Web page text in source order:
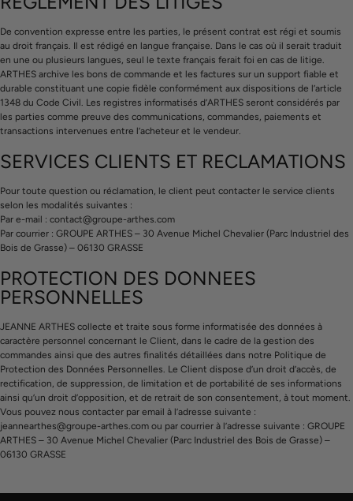
De convention expresse entre les parties, le présent contrat est régi et soumis
au droit français. Il est rédigé en langue française. Dans le cas où il serait traduit
en une ou plusieurs langues, seul le texte français ferait foi en cas de litige.
ARTHES archive les bons de commande et les factures sur un support fiable et
durable constituant une copie fidèle conformément aux dispositions de l’article
1348 du Code Civil. Les registres informatisés d’ARTHES seront considérés par
les parties comme preuve des communications, commandes, paiements et
transactions intervenues entre l’acheteur et le vendeur.
SERVICES CLIENTS ET RECLAMATIONS
Pour toute question ou réclamation, le client peut contacter le service clients
selon les modalités suivantes :
Par e-mail : contact@groupe-arthes.com
Par courrier : GROUPE ARTHES – 30 Avenue Michel Chevalier (Parc Industriel des
Bois de Grasse) – 06130 GRASSE
PROTECTION DES DONNEES
PERSONNELLES
JEANNE ARTHES collecte et traite sous forme informatisée des données à
caractère personnel concernant le Client, dans le cadre de la gestion des
commandes ainsi que des autres finalités détaillées dans notre Politique de
Protection des Données Personnelles. Le Client dispose d’un droit d’accès, de
rectification, de suppression, de limitation et de portabilité de ses informations
ainsi qu’un droit d’opposition, et de retrait de son consentement, à tout moment.
Vous pouvez nous contacter par email à l’adresse suivante :
jeannearthes@groupe-arthes.com ou par courrier à l’adresse suivante : GROUPE
ARTHES – 30 Avenue Michel Chevalier (Parc Industriel des Bois de Grasse) –
06130 GRASSE